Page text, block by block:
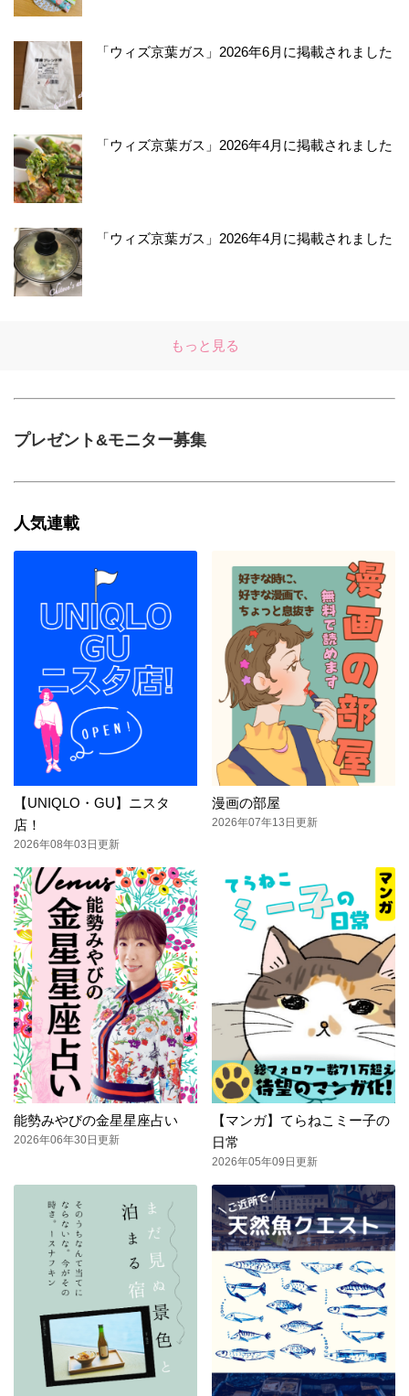
「ウィズ京葉ガス」2026年6月に掲載されました
「ウィズ京葉ガス」2026年4月に掲載されました
「ウィズ京葉ガス」2026年4月に掲載されました
もっと見る
プレゼント&モニター募集
人気連載
【UNIQLO・GU】ニスタ
店！
2026年08年03日更新
漫画の部屋
2026年07年13日更新
能勢みやびの金星星座占い
2026年06年30日更新
【マンガ】てらねこミー子の
日常
2026年05年09日更新